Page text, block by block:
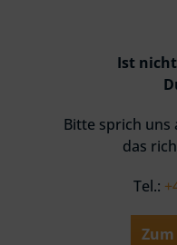
Ist nicht
Bitte sprich
das
Tel.: